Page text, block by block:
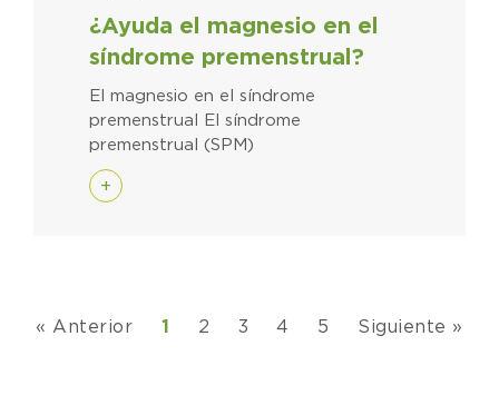
¿Ayuda el magnesio en el
síndrome premenstrual?
El magnesio en el síndrome
premenstrual El síndrome
premenstrual (SPM)
+
« Anterior 1 2 3 4 5 Siguiente »